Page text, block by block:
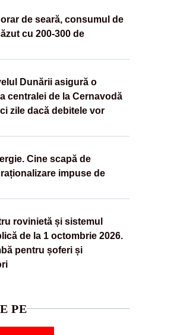
de seară, consumul de
cu 200-300 de
Dunării asigură o
centralei de la Cernavodă
zile dacă debitele vor
Cine scapă de
impuse de
rovinietă și sistemul
de la 1 octombrie 2026.
pentru șoferi și
PE